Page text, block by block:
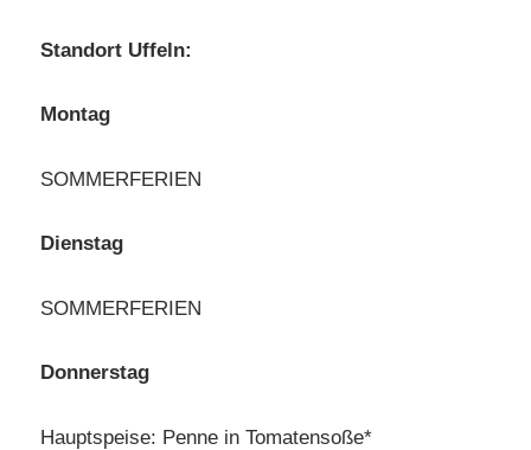
Standort Uffeln:
Montag
SOMMERFERIEN
Dienstag
SOMMERFERIEN
Donnerstag
Hauptspeise: Penne in Tomatensoße*